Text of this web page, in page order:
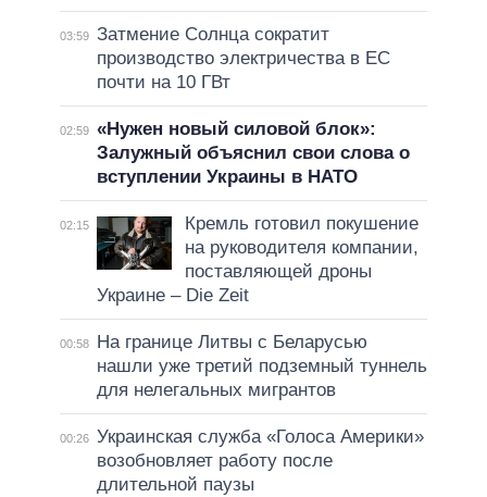
03:59 Затмение Солнца сократит
производство электричества в ЕС
почти на 10 ГВт
02:59 «Нужен новый силовой блок»:
Залужный объяснил свои слова о
вступлении Украины в НАТО
02:15
Кремль готовил покушение
на руководителя компании,
поставляющей дроны
Украине – Die Zeit
00:58
На границе Литвы с Беларусью
нашли уже третий подземный туннель
для нелегальных мигрантов
00:26 Украинская служба «Голоса Америки»
возобновляет работу после
длительной паузы